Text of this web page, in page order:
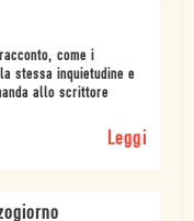
come i
stessa inquietudine e
allo scrittore
Leggi